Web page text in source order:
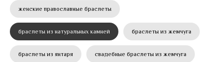
женские православные браслеты
браслеты из натуральных камней браслеты из жемчуга
браслеты из янтаря свадебные браслеты из жемчуга